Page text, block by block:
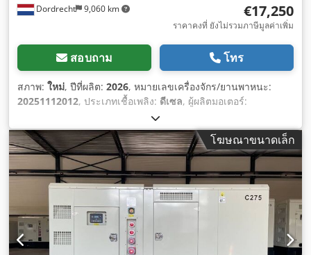
Dordrecht 9,060 km €17,250
ราคาคงที่ ยังไม่รวมภาษีมูลค่าเพิ่ม
สอบถาม โทร
สภาพ: ใหม่, ปีที่ผลิต: 2026, หมายเลขเครื่องจักร/ยานพาหนะ:
20251112012, ประเภทเชื้อเพลิง: ดีเซล, ผู้ผลิตมอเตอร์:
โฆษณาขนาดเล็ก